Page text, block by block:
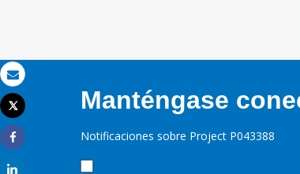
Correo electrónico
Imprimir
Tweet
Share
Manténgase
Notificaciones sobre Project P043388